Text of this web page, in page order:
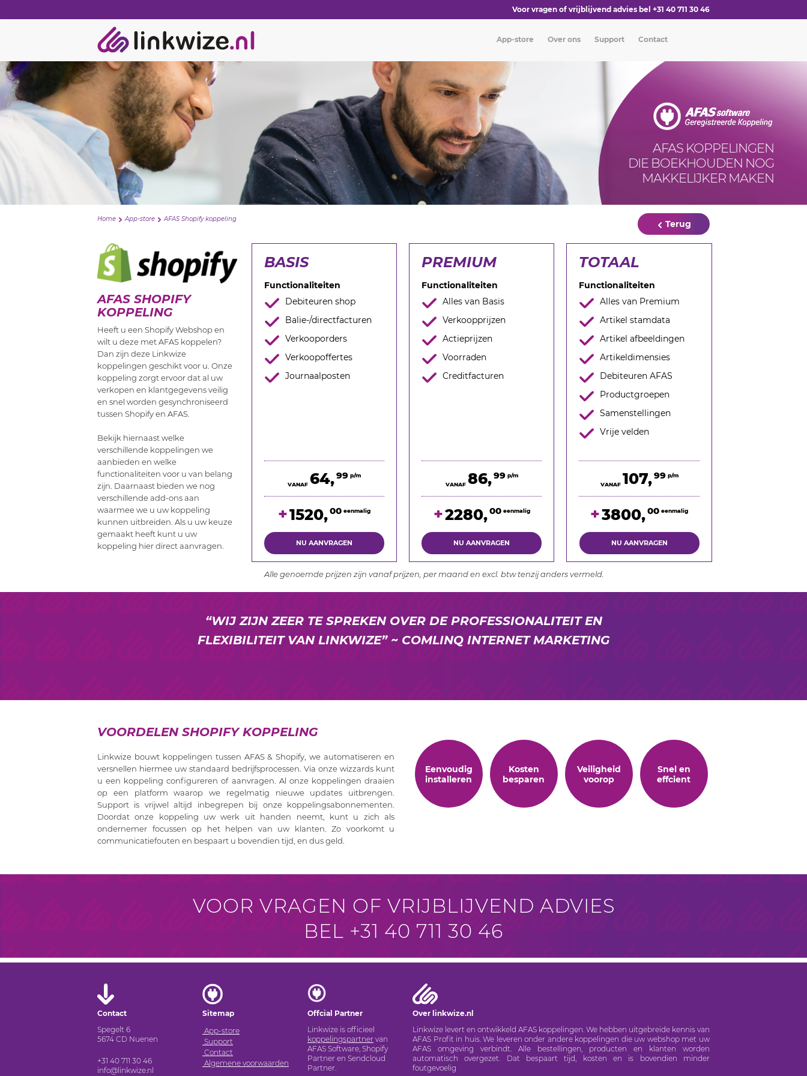
Voor vragen of vrijblijvend advies bel +31 40 711 30 46
App-store Over ons Support Contact
AFAS KOPPELINGEN
DIE BOEKHOUDEN NOG
MAKKELIJKER MAKEN
Home App-store AFAS Shopify koppeling Terug
AFAS SHOPIFY
KOPPELING
Heeft u een Shopify Webshop en
wilt u deze met AFAS koppelen?
Dan zijn deze Linkwize
koppelingen geschikt voor u. Onze
koppeling zorgt ervoor dat al uw
verkopen en klantgegevens veilig
en snel worden gesynchroniseerd
tussen Shopify en AFAS.
Bekijk hiernaast welke
verschillende koppelingen we
aanbieden en welke
functionaliteiten voor u van belang
zijn. Daarnaast bieden we nog
verschillende add-ons aan
waarmee we u uw koppeling
kunnen uitbreiden. Als u uw keuze
gemaakt heeft kunt u uw
koppeling hier direct aanvragen.
BASIS
Functionaliteiten
Debiteuren shop
Balie-/directfacturen
Verkooporders
Verkoopoffertes
Journaalposten
VANAF 64,99 p/m
+1520,00 eenmalig
NU AANVRAGEN
PREMIUM
Functionaliteiten
Alles van Basis
Verkoopprijzen
Actieprijzen
Voorraden
Creditfacturen
VANAF 86,99 p/m
+2280,00 eenmalig
NU AANVRAGEN
TOTAAL
Functionaliteiten
Alles van Premium
Artikel stamdata
Artikel afbeeldingen
Artikeldimensies
Debiteuren AFAS
Productgroepen
Samenstellingen
Vrije velden
VANAF 107,99 p/m
+3800,00 eenmalig
NU AANVRAGEN
Alle genoemde prijzen zijn vanaf prijzen, per maand en excl. btw tenzij anders vermeld.
“WIJ ZIJN ZEER TE SPREKEN OVER DE PROFESSIONALITEIT EN
FLEXIBILITEIT VAN LINKWIZE” ~ COMLINQ INTERNET MARKETING
VOORDELEN SHOPIFY KOPPELING
Linkwize bouwt koppelingen tussen AFAS & Shopify, we automatiseren en
versnellen hiermee uw standaard bedrijfsprocessen. Via onze wizzards kunt
u een koppeling configureren of aanvragen. Al onze koppelingen draaien
op een platform waarop we regelmatig nieuwe updates uitbrengen.
Support is vrijwel altijd inbegrepen bij onze koppelingsabonnementen.
Doordat onze koppeling uw werk uit handen neemt, kunt u zich als
ondernemer focussen op het helpen van uw klanten. Zo voorkomt u
communicatiefouten en bespaart u bovendien tijd, en dus geld.
Eenvoudig
installeren
Kosten
besparen
Veiligheid
voorop
Snel en
effcient
VOOR VRAGEN OF VRIJBLIJVEND ADVIES
BEL +31 40 711 30 46
Contact
Spegelt 6
5674 CD Nuenen
+31 40 711 30 46
info@linkwize.nl
Sitemap
App-store
Support
Contact
Algemene voorwaarden
Offcial Partner
Linkwize is officieel
koppelingspartner van
AFAS Software, Shopify
Partner en Sendcloud
Partner.
Over linkwize.nl
Linkwize levert en ontwikkeld AFAS koppelingen. We hebben uitgebreide kennis van
AFAS Profit in huis. We leveren onder andere koppelingen die uw webshop met uw
AFAS omgeving verbindt. Alle bestellingen, producten en klanten worden
automatisch overgezet. Dat bespaart tijd, kosten en is bovendien minder
foutgevoelig